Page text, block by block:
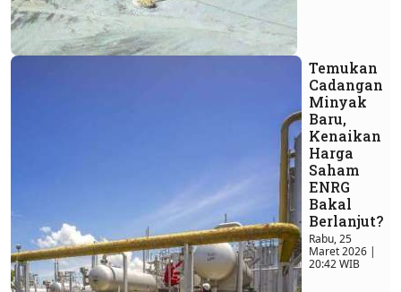
Temukan
Cadangan
Minyak
Baru,
Kenaikan
Harga
Saham
ENRG
Bakal
Berlanjut?
Rabu, 25
Maret 2026 |
20:42 WIB